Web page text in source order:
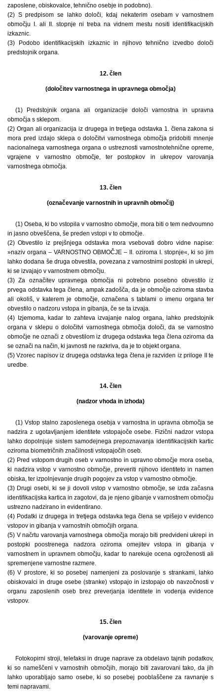
zaposlene, obiskovalce, tehnično osebje in podobno).
(2) S predpisom se lahko določi, kdaj nekaterim osebam v varnostnem
območju I. ali II. stopnje ni treba na vidnem mestu nositi identifikacijskih
izkaznic.
(3) Podobo identifikacijskih izkaznic in njihovo tehnično izvedbo določi
predstojnik organa.
12. člen
(določitev varnostnega in upravnega območja)
(1) Predstojnik organa ali organizacije določi varnostna in upravna
območja s sklepom.
(2) Organ ali organizacija iz drugega in tretjega odstavka 1. člena zakona si
mora pred izdajo sklepa o določitvi varnostnega območja pridobiti mnenje
nacionalnega varnostnega organa o ustreznosti varnostnotehnične opreme,
vgrajene v varnostno območje, ter postopkov in ukrepov varovanja
varnostnega območja.
13. člen
(označevanje varnostnih in upravnih območij)
(1) Oseba, ki bo vstopila v varnostno območje, mora biti o tem nedvoumno
in jasno obveščena, še preden vstopi v to območje.
(2) Obvestilo iz prejšnjega odstavka mora vsebovati dobro vidne napise:
»naziv organa – VARNOSTNO OBMOČJE – II. oziroma I. stopnje«, ki so jim
lahko dodana še druga obvestila, povezana z varnostnimi postopki in ukrepi,
ki se izvajajo v varnostnem območju.
(3) Za označitev upravnega območja ni potrebno posebno obvestilo iz
prvega odstavka tega člena, ampak zadošča, da je območje oziroma stavba
ali okoliš, v katerem je območje, označena s tablami o imenu organa ter
obvestilo o nadzoru vstopa in gibanja, če se ta izvaja.
(4) Izjemoma, kadar to zahteva izvajanje nalog organa, lahko predstojnik
organa v sklepu o določitvi varnostnega območja določi, da se varnostno
območje ne označi z obvestilom iz drugega odstavka tega člena oziroma da
se označi na način, ki javnosti ne razkriva, da je to objekt organa.
(5) Vzorec napisov iz drugega odstavka tega člena je razviden iz priloge II te
uredbe.
14. člen
(nadzor vhoda in izhoda)
(1) Vstop stalno zaposlenega osebja v varnostna in upravna območja se
nadzira z ugotavljanjem identitete vstopajoče osebe. Fizični nadzor vstopa
lahko dopolnjuje sistem samodejnega prepoznavanja identifikacijskih kartic
oziroma biometričnih značilnosti vstopajočih oseb.
(2) Pred vstopom drugih oseb v varnostno in upravno območje mora oseba,
ki nadzira vstop v varnostno območje, preveriti njihovo identiteto in namen
obiska, ter izpolnjevanje drugih pogojev za vstop v varnostno območje.
(3) Drugi osebi, ki se ji dovoli vstop v varnostno območje, se izda začasna
identifikacijska kartica in zagotovi, da je njeno gibanje v varnostnem območju
ustrezno nadzirano in evidentirano.
(4) Podatki iz drugega in tretjega odstavka tega člena se vpišejo v evidenco
vstopov in gibanja v varnostnih območjih organa.
(5) V načrtu varovanja varnostnega območja morajo biti predvideni ukrepi in
postopki poostrenega nadzora oziroma omejitev vstopa in gibanja v
varnostnem in upravnem območju, kadar to narekuje ocena ogroženosti ali
spremenjene varnostne razmere.
(6) V prostore, ki so posebej namenjeni za poslovanje s strankami, lahko
obiskovalci in druge osebe (stranke) vstopajo in izstopajo ob navzočnosti v
organu zaposlenih oseb brez preverjanja identitete in vodenja evidence
vstopov.
15. člen
(varovanje opreme)
Fotokopirni stroji, telefaksi in druge naprave za obdelavo tajnih podatkov,
ki so nameščeni v varnostnih območjih, morajo biti zavarovani tako, da jih
lahko uporabljajo samo osebe, ki so posebej pooblaščene za ravnanje s
temi napravami.